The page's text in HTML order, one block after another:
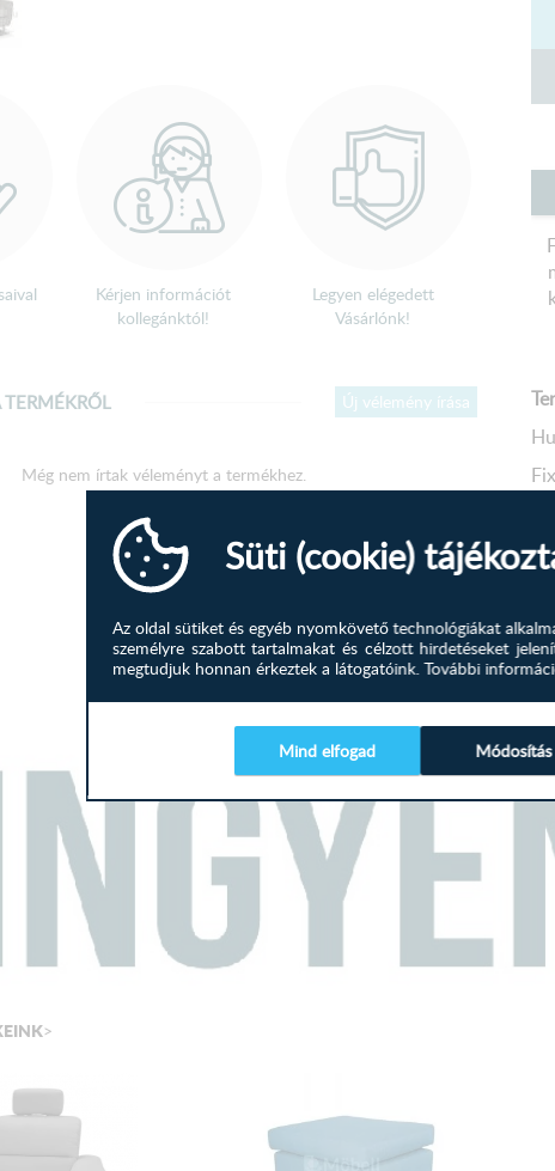
Kérjen információt
kollegánktól!
Legyen elégedett
Vásárlónk!
Új vélemény írása
Még nem írtak véleményt a termékhez.
>
Süti (cookie)
Az oldal sütiket és egyéb nyomkövető technológiákat
személyre szabott tartalmakat és célzott hirdetéseket
megtudjuk honnan érkeztek a látogatóink. További
Mind elfogad Módosítás